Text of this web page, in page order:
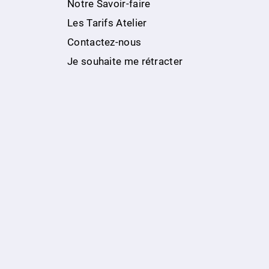
Notre Savoir-faire
Les Tarifs Atelier
Contactez-nous
Je souhaite me rétracter